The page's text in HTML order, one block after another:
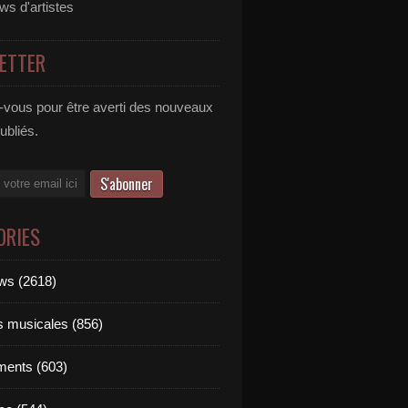
d'artistes
pour être averti des nouveaux
(2618)
musicales (856)
(603)